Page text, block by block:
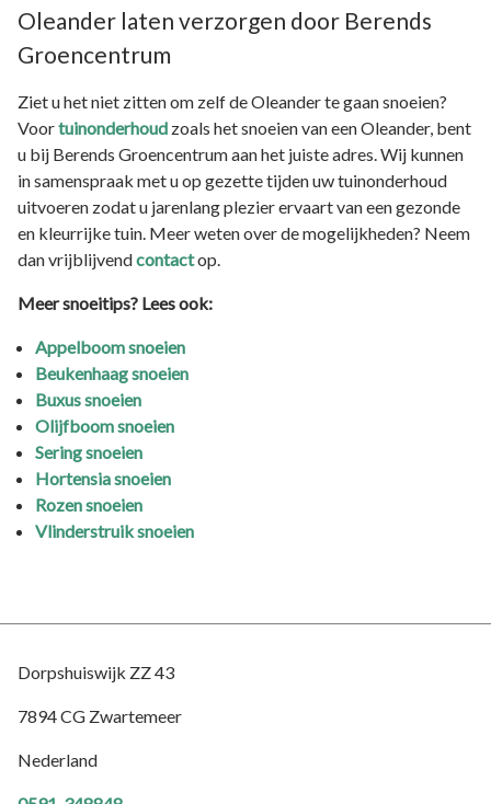
Oleander laten verzorgen door Berends
Groencentrum
Ziet u het niet zitten om zelf de Oleander te gaan snoeien?
Voortuinonderhoud zoals het snoeien van een Oleander, bent
u bij Berends Groencentrum aan het juiste adres. Wij kunnen
in samenspraak met u op gezette tijden uw tuinonderhoud
uitvoeren zodat u jarenlang plezier ervaart van een gezonde
en kleurrijke tuin. Meer weten over de mogelijkheden? Neem
dan vrijblijvendcontactop.
Meer snoeitips? Lees ook:
Appelboom snoeien
Beukenhaag snoeien
Buxus snoeien
Olijfboom snoeien
Sering snoeien
Hortensia snoeien
Rozen snoeien
Vlinderstruik snoeien
Dorpshuiswijk ZZ 43
7894 CG Zwartemeer
Nederland